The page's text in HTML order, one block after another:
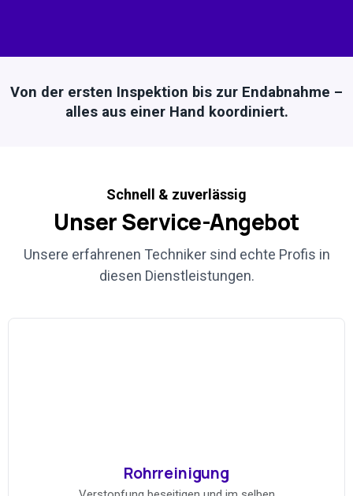
Von der ersten Inspektion bis zur Endabnahme –
alles aus einer Hand koordiniert.
Schnell & zuverlässig
UnserService-Angebot
Unsere erfahrenen Techniker sind echte Profis in
diesen Dienstleistungen.
Rohrreinigung